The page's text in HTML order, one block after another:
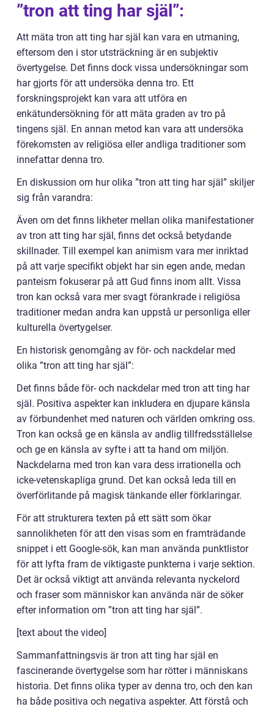
”tron att ting har själ”:
Att mäta tron att ting har själ kan vara en utmaning,
eftersom den i stor utsträckning är en subjektiv
övertygelse. Det finns dock vissa undersökningar som
har gjorts för att undersöka denna tro. Ett
forskningsprojekt kan vara att utföra en
enkätundersökning för att mäta graden av tro på
tingens själ. En annan metod kan vara att undersöka
förekomsten av religiösa eller andliga traditioner som
innefattar denna tro.
En diskussion om hur olika ”tron att ting har själ” skiljer
sig från varandra:
Även om det finns likheter mellan olika manifestationer
av tron att ting har själ, finns det också betydande
skillnader. Till exempel kan animism vara mer inriktad
på att varje specifikt objekt har sin egen ande, medan
panteism fokuserar på att Gud finns inom allt. Vissa
tron kan också vara mer svagt förankrade i religiösa
traditioner medan andra kan uppstå ur personliga eller
kulturella övertygelser.
En historisk genomgång av för- och nackdelar med
olika ”tron att ting har själ”:
Det finns både för- och nackdelar med tron att ting har
själ. Positiva aspekter kan inkludera en djupare känsla
av förbundenhet med naturen och världen omkring oss.
Tron kan också ge en känsla av andlig tillfredsställelse
och ge en känsla av syfte i att ta hand om miljön.
Nackdelarna med tron kan vara dess irrationella och
icke-vetenskapliga grund. Det kan också leda till en
överförlitande på magisk tänkande eller förklaringar.
För att strukturera texten på ett sätt som ökar
sannolikheten för att den visas som en framträdande
snippet i ett Google-sök, kan man använda punktlistor
för att lyfta fram de viktigaste punkterna i varje sektion.
Det är också viktigt att använda relevanta nyckelord
och fraser som människor kan använda när de söker
efter information om ”tron att ting har själ”.
[text about the video]
Sammanfattningsvis är tron att ting har själ en
fascinerande övertygelse som har rötter i människans
historia. Det finns olika typer av denna tro, och den kan
ha både positiva och negativa aspekter. Att förstå och